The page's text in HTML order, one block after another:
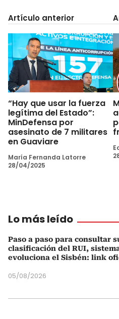
Artículo anterior
“Hay que usar la fuerza
legítima del Estado”:
MinDefensa por
asesinato de 7 militares
en Guaviare
María Fernanda Latorre
28/04/2025
Lo más leído
Paso a paso para consultar
clasificación del RUI,
evoluciona el Sisbén: link
05/08/2026